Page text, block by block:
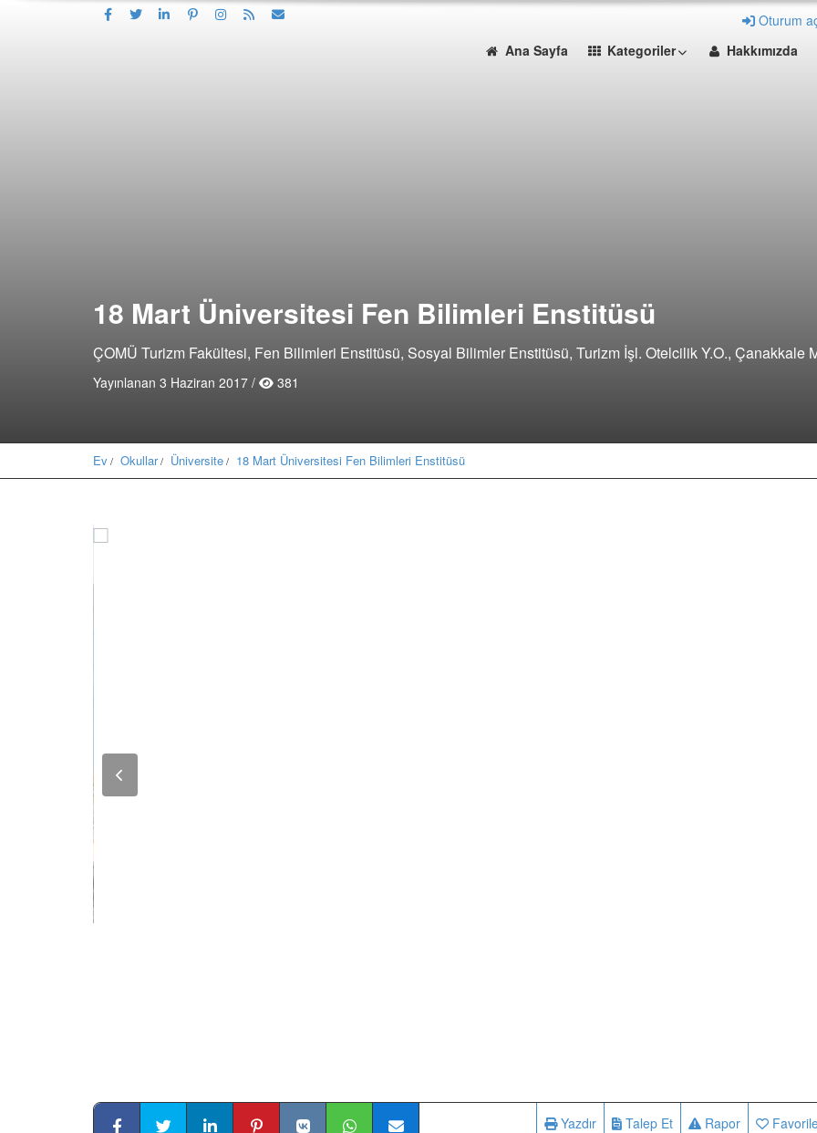
Oturum
Ana Sayfa
Kategoriler Hakkımızda
18 Mart Üniversitesi Fen Bilimleri Enstitüsü
ÇOMÜ Turizm Fakültesi, Fen Bilimleri Enstitüsü, Sosyal Bilimler Enstitüsü, Turizm İşl. Otelcilik Y.O., Çanakkale
Yayınlanan 3 Haziran 2017 / 381
Ev Okullar Üniversite 18 Mart Üniversitesi Fen Bilimleri Enstitüsü
Rapor
Talep Et
Yazdır